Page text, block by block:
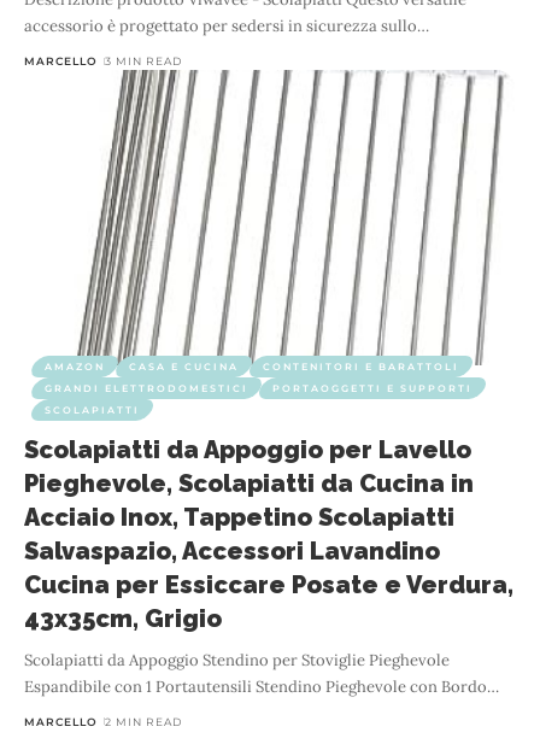
accessorio è progettato per sedersi in sicurezza sullo…
MARCELLO 3 MIN READ
AMAZON CASA E CUCINA
CONTENITORI E BARATTOLI
GRANDI ELETTRODOMESTICI
PORTAOGGETTI E SUPPORTI
SCOLAPIATTI
Scolapiatti da Appoggio per Lavello
Pieghevole, Scolapiatti da Cucina in
Acciaio Inox, Tappetino Scolapiatti
Salvaspazio, Accessori Lavandino
Cucina per Essiccare Posate e Verdura,
43x35cm, Grigio
Scolapiatti da Appoggio Stendino per Stoviglie Pieghevole
Espandibile con 1 Portautensili Stendino Pieghevole con Bordo…
MARCELLO 2 MIN READ